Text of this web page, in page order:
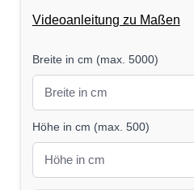
Videoanleitung zu Maßen
Breite in cm (max. 5000)
Höhe in cm (max. 500)